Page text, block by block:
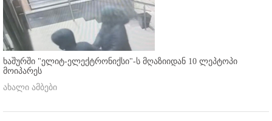
ხაშურში "ელიტ-ელექტრონიქსი"-ს მღაზიიდან 10 ლეპტოპი
მოიპარეს
ახალი ამბები